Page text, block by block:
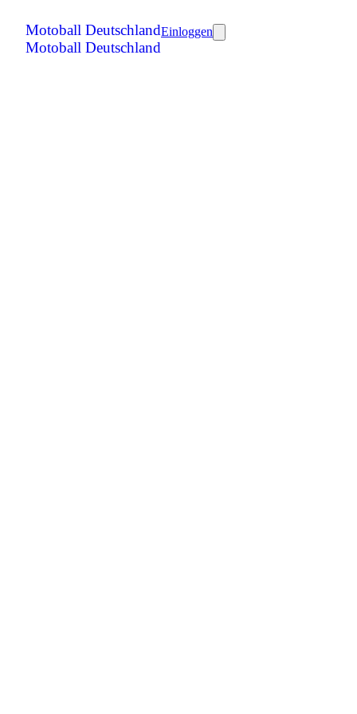
Motoball Deutschland
Motoball Deutschland
Einloggen